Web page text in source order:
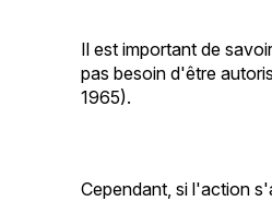
Il est important de
pas besoin d'être
1965).
Cependant, si l'action